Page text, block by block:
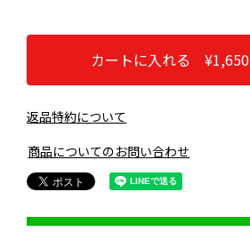
カートに入れる ¥1,650
返品特約について
商品についてのお問い合わせ